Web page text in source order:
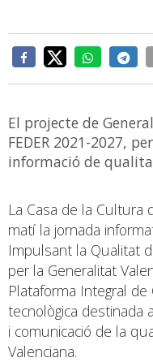
El projecte de
FEDER 2021-2027,
informació de
La Casa de la
matí la jornada
Impulsant la Qualitat
per la Generalitat
Plataforma Integral
tecnològica destinada
i comunicació de la
Valenciana.